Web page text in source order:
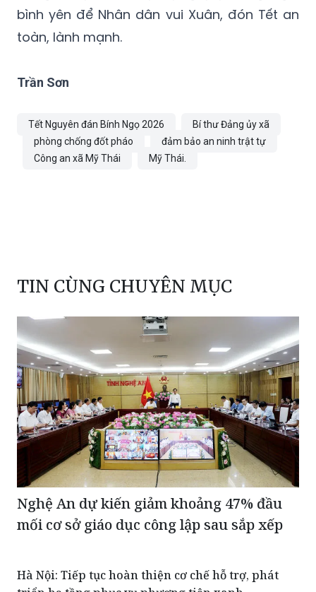
bình yên để Nhân dân vui Xuân, đón Tết an
toàn, lành mạnh.
Trần Sơn
Tết Nguyên đán Bính Ngọ 2026
Bí thư Đảng ủy xã
phòng chống đốt pháo
đảm bảo an ninh trật tự
Công an xã Mỹ Thái
Mỹ Thái.
TIN CÙNG CHUYÊN MỤC
Nghệ An dự kiến giảm khoảng 47% đầu
mối cơ sở giáo dục công lập sau sắp xếp
Hà Nội: Tiếp tục hoàn thiện cơ chế hỗ trợ, phát